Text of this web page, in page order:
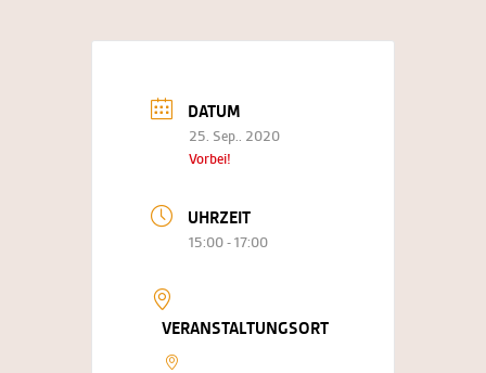
DATUM
25. Sep.. 2020
Vorbei!
UHRZEIT
15:00 - 17:00
VERANSTALTUNGSORT